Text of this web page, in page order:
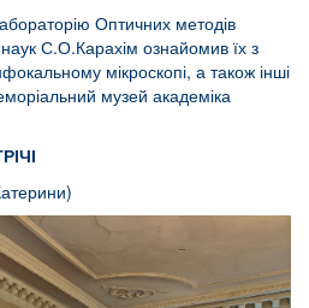
Оптичних методів
С.О.Карахім ознайомив їх з
мікроскопі, а також інші
музей академіка